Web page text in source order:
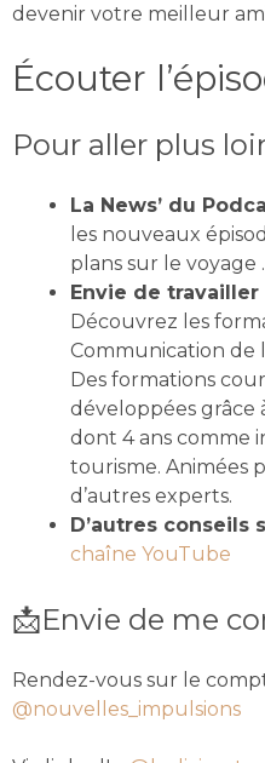
devenir votre meilleur
Écouter
Pour aller plus
La News’ du
les nouveaux
plans sur le voyage .
Envie de
Découvrez les
Communication de
Des formations
développées grâce
dont 4 ans comme
tourisme. Animées
d’autres experts.
D’autres conseils
chaîne YouTube
📩Envie de me
Rendez-vous sur le
@nouvelles_impulsions